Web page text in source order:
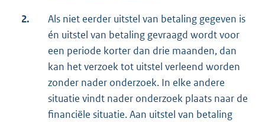
2.
Als niet eerder uitstel van betaling gegeven is
én uitstel van betaling gevraagd wordt voor
een periode korter dan drie maanden, dan
kan het verzoek tot uitstel verleend worden
zonder nader onderzoek. In elke andere
situatie vindt nader onderzoek plaats naar de
financiële situatie. Aan uitstel van betaling